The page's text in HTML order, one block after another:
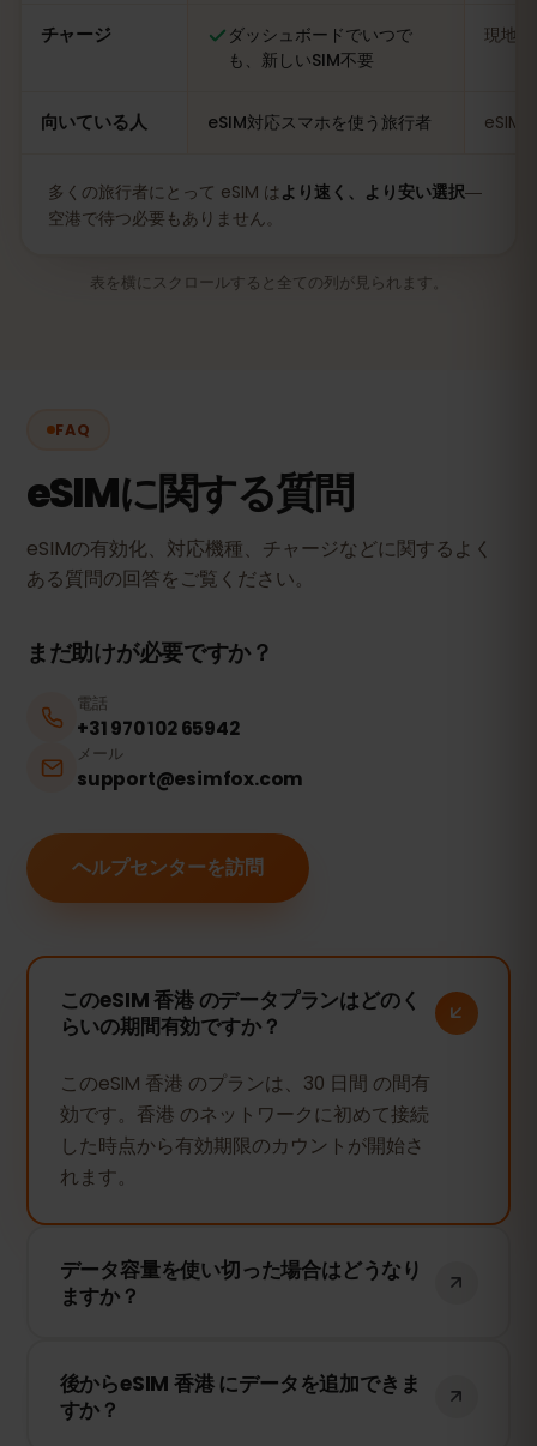
チャージ
ダッシュボードでいつで
も、新しいSIM不要
現地
向いている人 eSIM対応スマホを使う旅行者 eSIM
多くの旅行者にとって eSIM は より速く、より安い選択―
空港で待つ必要もありません。
表を横にスクロールすると全ての列が見られます。
FAQ
eSIMに関する質問
eSIMの有効化、対応機種、チャージなどに関するよく
ある質問の回答をご覧ください。
まだ助けが必要ですか？
電話
+31 970 102 65942
メール
support@esimfox.com
ヘルプセンターを訪問
このeSIM 香港 のデータプランはどのく
らいの期間有効ですか？
このeSIM 香港 のプランは、30 日間 の間有
効です。香港 のネットワークに初めて接続
した時点から有効期限のカウントが開始さ
れます。
データ容量を使い切った場合はどうなり
ますか？
接続は停止します。eSIMFOXのダッシュボ
ードから簡単にデータを追加購入して、引
後からeSIM 香港 にデータを追加できま
すか？